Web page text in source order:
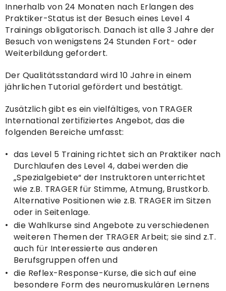
Innerhalb von 24 Monaten nach Erlangen des
Praktiker-Status ist der Besuch eines Level 4
Trainings obligatorisch. Danach ist alle 3 Jahre der
Besuch von wenigstens 24 Stunden Fort- oder
Weiterbildung gefordert.
Der Qualitätsstandard wird 10 Jahre in einem
jährlichen Tutorial gefördert und bestätigt.
Zusätzlich gibt es ein vielfältiges, von TRAGER
International zertifiziertes Angebot, das die
folgenden Bereiche umfasst:
das Level 5 Training richtet sich an Praktiker nach
Durchlaufen des Level 4, dabei werden die
„Spezialgebiete“ der Instruktoren unterrichtet
wie z.B. TRAGER für Stimme, Atmung, Brustkorb.
Alternative Positionen wie z.B. TRAGER im Sitzen
oder in Seitenlage.
die Wahlkurse sind Angebote zu verschiedenen
weiteren Themen der TRAGER Arbeit; sie sind z.T.
auch für Interessierte aus anderen
Berufsgruppen offen und
die Reflex-Response-Kurse, die sich auf eine
besondere Form des neuromuskulären Lernens